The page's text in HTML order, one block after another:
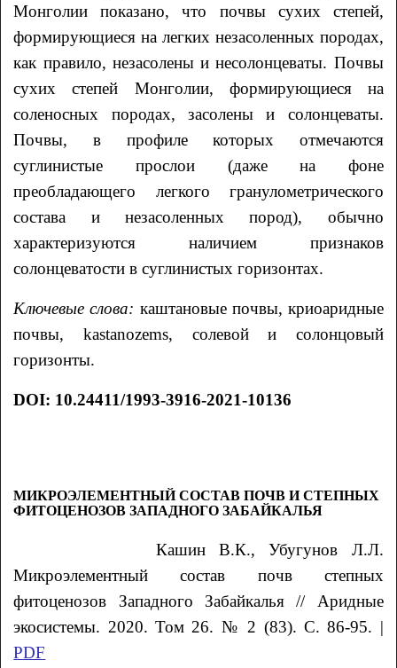
Монголии показано, что почвы сухих степей,
формирующиеся на легких незасоленных породах,
как правило, незасолены и несолонцеваты. Почвы
сухих степей Монголии, формирующиеся на
соленосных породах, засолены и солонцеваты.
Почвы, в профиле которых отмечаются
суглинистые прослои (даже на фоне
преобладающего легкого гранулометрического
состава и незасоленных пород), обычно
характеризуются наличием признаков
солонцеватости в суглинистых горизонтах.
Ключевые слова: каштановые почвы, криоаридные
почвы, kastanozems, солевой и солонцовый
горизонты.
DOI: 10.24411/1993-3916-2021-10136
МИКРОЭЛЕМЕНТНЫЙ СОСТАВ ПОЧВ И СТЕПНЫХ
ФИТОЦЕНОЗОВ ЗАПАДНОГО ЗАБАЙКАЛЬЯ
Кашин В.К., Убугунов Л.Л.
Микроэлементный состав почв степных
фитоценозов Западного Забайкалья// Аридные
экосистемы. 2020. Том 26. № 2 (83). С. 86-95. |
PDF